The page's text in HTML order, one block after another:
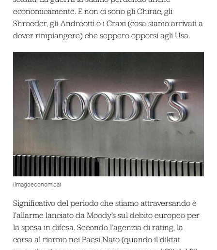
economicamente. E non ci sono gli Chirac, gli
Shroeder, gli Andreotti o i Craxi (cosa siamo arrivati a
dover rimpiangere) che seppero opporsi agli Usa.
(Imagoeconomica)
Significativo del periodo che stiamo attraversando è
l’allarme lanciato da Moody’s sul debito europeo per
la spesa in difesa. Secondo l’agenzia di rating, la
corsa al riarmo nei Paesi Nato (quando il diktat